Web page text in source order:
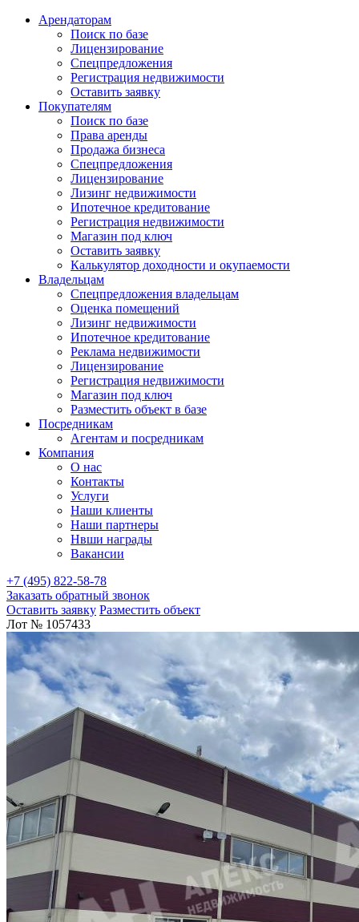
Арендаторам
Поиск по базе
Лицензирование
Спецпредложения
Регистрация недвижимости
Оставить заявку
Покупателям
Поиск по базе
Права аренды
Продажа бизнеса
Спецпредложения
Лицензирование
Лизинг недвижимости
Ипотечное кредитование
Регистрация недвижимости
Магазин под ключ
Оставить заявку
Калькулятор доходности и окупаемости
Владельцам
Спецпредложения владельцам
Оценка помещений
Лизинг недвижимости
Ипотечное кредитование
Реклама недвижимости
Лицензирование
Регистрация недвижимости
Магазин под ключ
Разместить объект в базе
Посредникам
Агентам и посредникам
Компания
О нас
Контакты
Услуги
Наши клиенты
Наши партнеры
Нвши награды
Вакансии
+7 (495) 822-58-78
Заказать обратный звонок
Оставить заявку Разместить объект
Лот № 1057433